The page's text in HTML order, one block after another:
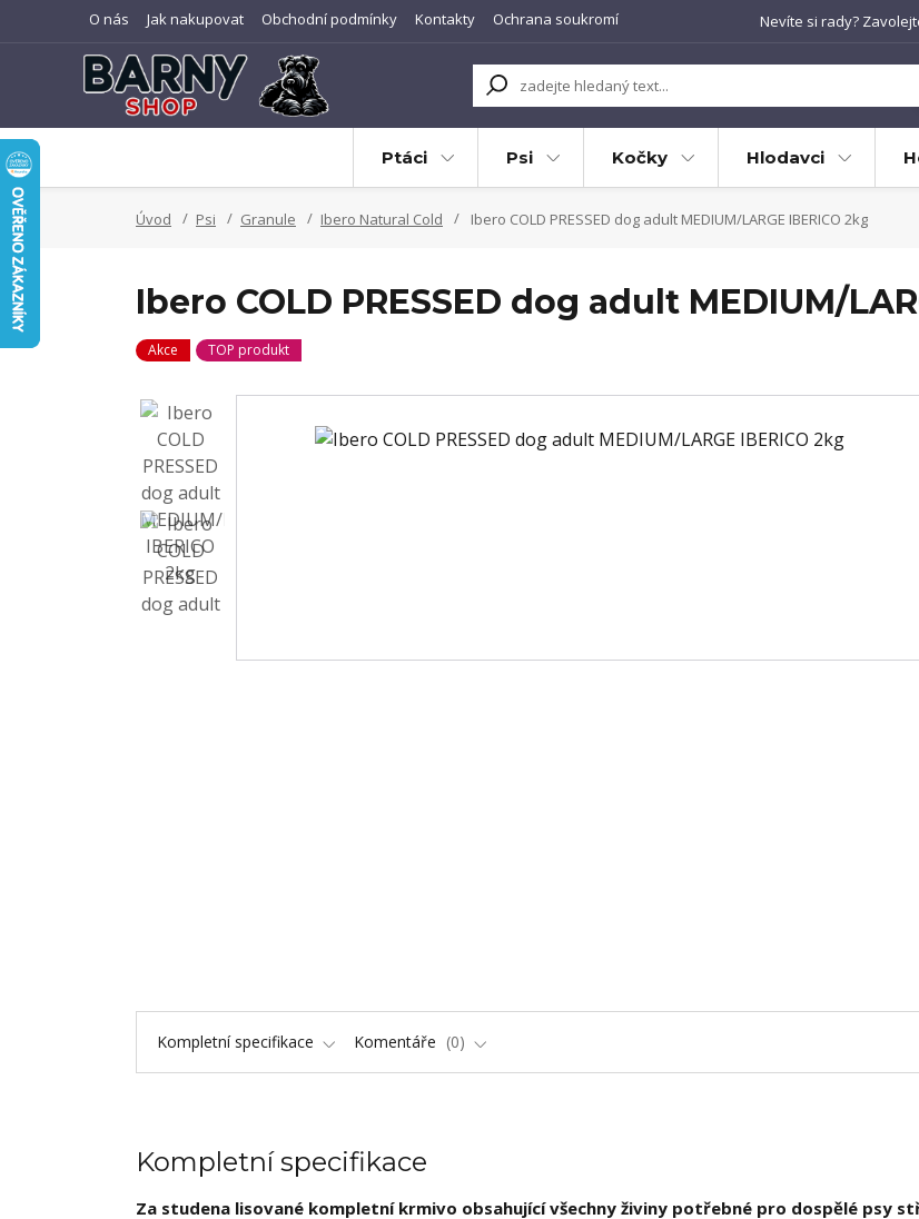
O nás Jak nakupovat Obchodní podmínky Kontakty Ochrana soukromí Nevíte si rady?
Ptáci Psi Kočky Hlodavci
Úvod Psi Granule Ibero Natural Cold Ibero COLD PRESSED dog adult MEDIUM/LARGE IBERICO 2kg
Ibero COLD PRESSED dog adult MEDIUM/
Akce TOP produkt
Kompletní specifikace Komentáře 0
Kompletní specifikace
Za studena lisované kompletní krmivo obsahující všechny živiny potřebné pro dospělé psy